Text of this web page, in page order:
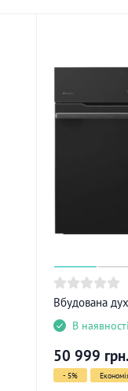
Вбудована
В наявності
50 999 грн.
- 5%